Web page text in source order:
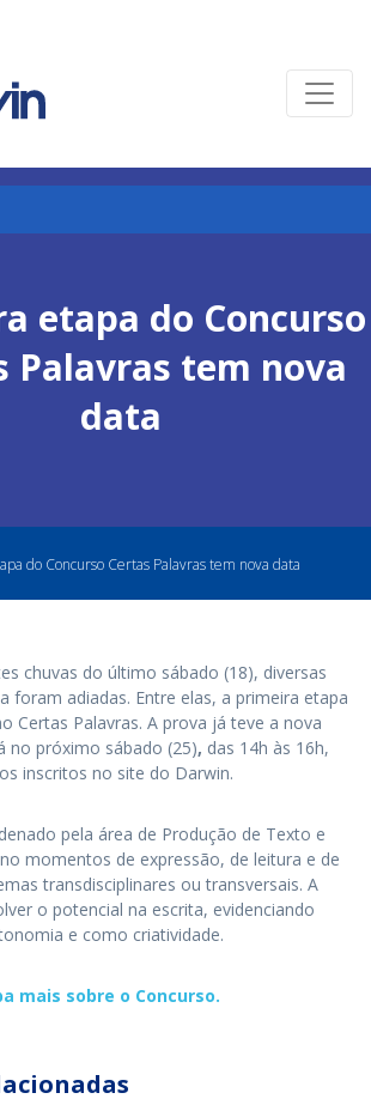
etapa do Concurso
Palavras tem nova
data
do Concurso Certas Palavras tem nova data
chuvas do último sábado (18), diversas
foram adiadas. Entre elas, a primeira etapa
Certas Palavras. A prova já teve a nova
no próximo sábado (25), das 14h às 16h,
inscritos no site do Darwin.
pela área de Produção de Texto e
momentos de expressão, de leitura e de
transdisciplinares ou transversais. A
o potencial na escrita, evidenciando
e como criatividade.
mais sobre o Concurso.